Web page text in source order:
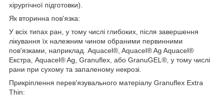
хірургічної підготовки).
Як вторинна пов'язка:
У всіх типах ран, у тому числі глибоких, після завершення
лікування їх належним чином обраними первинними
пов'язками, наприклад. Aquacel®, Aquacel® Ag Aquacel®
Екстра, Aquacel® Ag, Granuflex, або GranuGEL®, у тому числі
рани при сухому та запаленому некрозі.
Прикріплення перев'язувального матеріалу Granuflex Extra
Thin: